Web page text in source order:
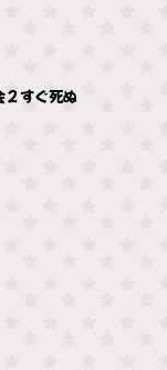
すぐ死ぬ